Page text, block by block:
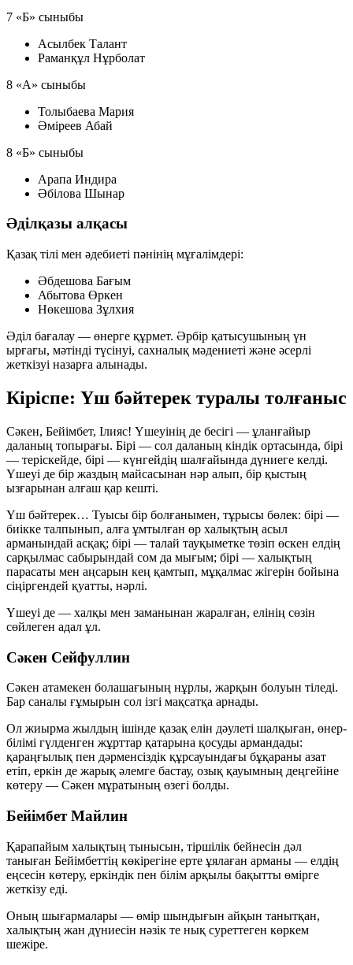
7 «Б» сыныбы
Асылбек Талант
Раманқұл Нұрболат
8 «А» сыныбы
Толыбаева Мария
Әміреев Абай
8 «Б» сыныбы
Арапа Индира
Әбілова Шынар
Әділқазы алқасы
Қазақ тілі мен әдебиеті пәнінің мұғалімдері:
Әбдешова Бағым
Абытова Өркен
Нөкешова Зұлхия
Әділ бағалау — өнерге құрмет. Әрбір қатысушының үн
ырғағы, мәтінді түсінуі, сахналық мәдениеті және әсерлі
жеткізуі назарға алынады.
Кіріспе: Үш бәйтерек туралы толғаныс
Сәкен, Бейімбет, Ілияс! Үшеуінің де бесігі — ұланғайыр
даланың топырағы. Бірі — сол даланың кіндік ортасында, бірі
— теріскейде, бірі — күнгейдің шалғайында дүниеге келді.
Үшеуі де бір жаздың майсасынан нәр алып, бір қыстың
ызғарынан алғаш қар кешті.
Үш бәйтерек… Туысы бір болғанымен, тұрысы бөлек: бірі —
биікке талпынып, алға ұмтылған өр халықтың асыл
арманындай асқақ; бірі — талай тауқыметке төзіп өскен елдің
сарқылмас сабырындай сом да мығым; бірі — халықтың
парасаты мен аңсарын кең қамтып, мұқалмас жігерін бойына
сіңіргендей қуатты, нәрлі.
Үшеуі де — халқы мен заманынан жаралған, елінің сөзін
сөйлеген адал ұл.
Сәкен Сейфуллин
Сәкен атамекен болашағының нұрлы, жарқын болуын тіледі.
Бар саналы ғұмырын сол ізгі мақсатқа арнады.
Ол жиырма жылдың ішінде қазақ елін дәулеті шалқыған, өнер-
білімі гүлденген жұрттар қатарына қосуды армандады:
қараңғылық пен дәрменсіздік құрсауындағы бұқараны азат
етіп, еркін де жарық әлемге бастау, озық қауымның деңгейіне
көтеру — Сәкен мұратының өзегі болды.
Бейімбет Майлин
Қарапайым халықтың тынысын, тіршілік бейнесін дәл
таныған Бейімбеттің көкірегіне ерте ұялаған арманы — елдің
еңсесін көтеру, еркіндік пен білім арқылы бақытты өмірге
жеткізу еді.
Оның шығармалары — өмір шындығын айқын танытқан,
халықтың жан дүниесін нәзік те нық суреттеген көркем
шежіре.